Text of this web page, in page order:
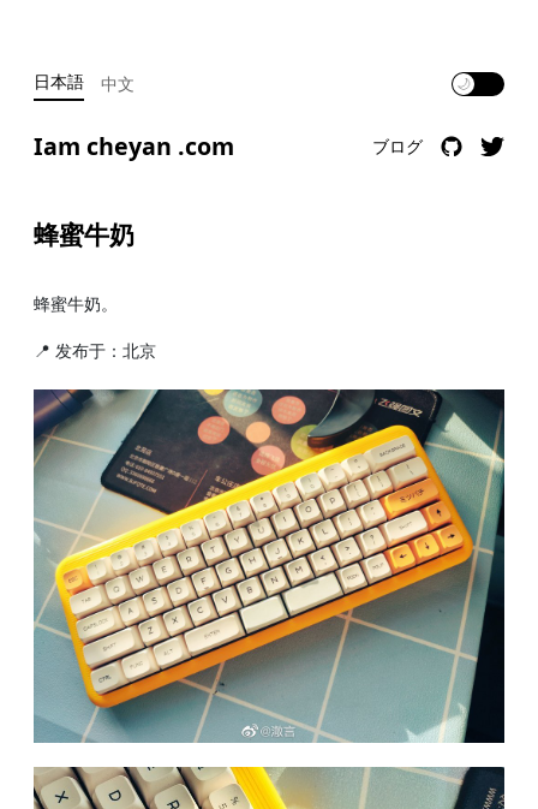
日本語 中文 🌙
Iam cheyan .com ブログ
蜂蜜牛奶
蜂蜜牛奶。 ​
📍 发布于：北京